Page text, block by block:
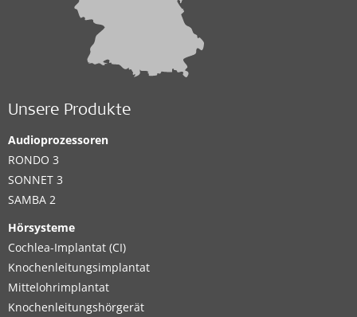
Unsere Produkte
Audioprozessoren
RONDO 3
SONNET 3
SAMBA 2
Hörsysteme
Cochlea-Implantat (CI)
Knochenleitungsimplantat
Mittelohrimplantat
Knochenleitungshörgerät